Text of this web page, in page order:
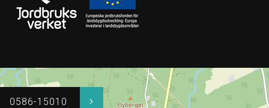
0586-15010